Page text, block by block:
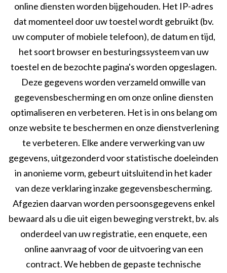
online diensten worden bijgehouden. Het IP-adres
dat momenteel door uw toestel wordt gebruikt (bv.
uw computer of mobiele telefoon), de datum en tijd,
het soort browser en besturingssysteem van uw
toestel en de bezochte pagina's worden opgeslagen.
Deze gegevens worden verzameld omwille van
gegevensbescherming en om onze online diensten
optimaliseren en verbeteren. Het is in ons belang om
onze website te beschermen en onze dienstverlening
te verbeteren. Elke andere verwerking van uw
gegevens, uitgezonderd voor statistische doeleinden
in anonieme vorm, gebeurt uitsluitend in het kader
van deze verklaring inzake gegevensbescherming.
Afgezien daarvan worden persoonsgegevens enkel
bewaard als u die uit eigen beweging verstrekt, bv. als
onderdeel van uw registratie, een enquete, een
online aanvraag of voor de uitvoering van een
contract. We hebben de gepaste technische